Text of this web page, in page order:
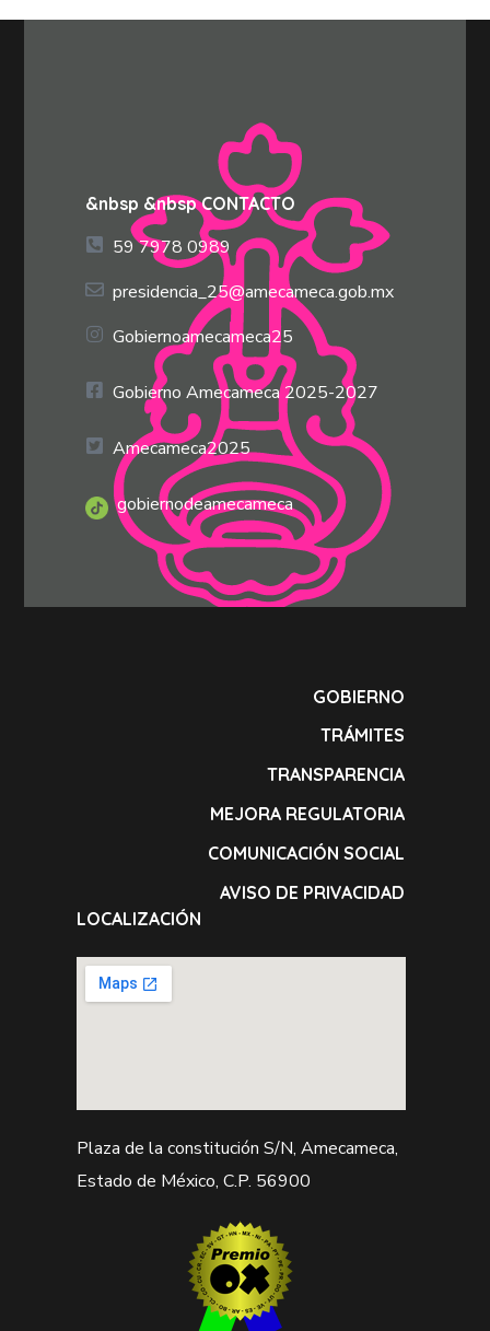
&nbsp &nbsp CONTACTO
59 7978 0989
presidencia_25@amecameca.gob.mx
Gobiernoamecameca25
Gobierno Amecameca 2025-2027
Amecameca2025
gobiernodeamecameca
GOBIERNO
TRÁMITES
TRANSPARENCIA
MEJORA REGULATORIA
COMUNICACIÓN SOCIAL
AVISO DE PRIVACIDAD
LOCALIZACIÓN
Plaza de la constitución S/N, Amecameca,
Estado de México, C.P. 56900